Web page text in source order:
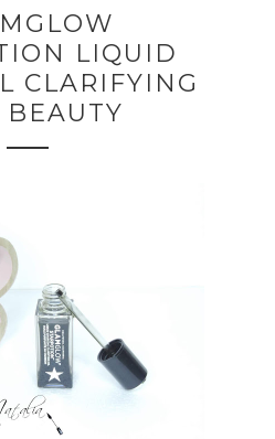
LIQUID
CLARIFYING